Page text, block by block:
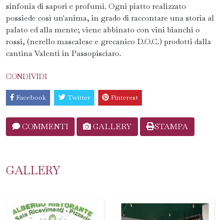
sinfonia di sapori e profumi. Ogni piatto realizzato
possiede così un'anima, in grado di raccontare una storia al
palato ed alla mente; viene abbinato con vini bianchi o
rossi, (nerello mascalese e grecanico D.O.C.) prodotti dalla
cantina Valenti in Passopisciaro.
CONDIVIDI
Facebook Twitter Pinterest
COMMENTI GALLERY STAMPA
GALLERY